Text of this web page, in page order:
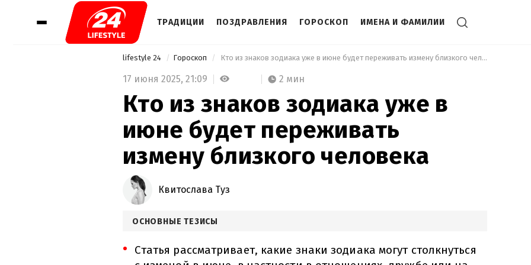
ТРАДИЦИИ ПОЗДРАВЛЕНИЯ ГОРОСКОП ИМЕНА И ФАМИЛИИ
lifestyle 24 Гороскоп Кто из знаков зодиака уже в июне будет переживать измену близкого человека
17 июня 2025, 21:09 2 мин
Кто из знаков зодиака уже в
июне будет переживать
измену близкого человека
Квитослава Туз
ОСНОВНЫЕ ТЕЗИСЫ
Статья рассматривает, какие знаки зодиака могут столкнуться